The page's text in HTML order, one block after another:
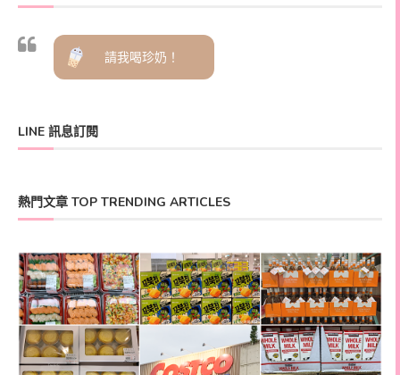
請我喝珍奶！
LINE 訊息訂閱
熱門文章 TOP TRENDING ARTICLES